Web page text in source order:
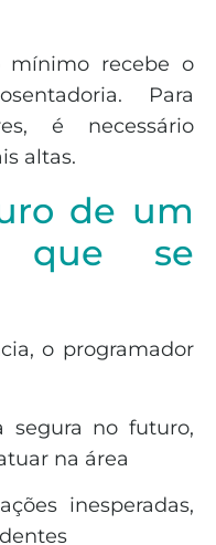
mínimo recebe o
Para
é necessário
altas.
de um
que se
o programador
segura no futuro,
na área
inesperadas,